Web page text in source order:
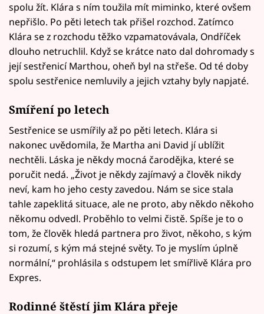
spolu žít. Klára s ním toužila mít miminko, které ovšem
nepřišlo. Po pěti letech tak přišel rozchod. Zatímco
Klára se z rozchodu těžko vzpamatovávala, Ondříček
dlouho netruchlil. Když se krátce nato dal dohromady s
její sestřenicí Marthou, oheň byl na střeše. Od té doby
spolu sestřenice nemluvily a jejich vztahy byly napjaté.
Smíření po letech
Sestřenice se usmířily až po pěti letech. Klára si
nakonec uvědomila, že Martha ani David jí ublížit
nechtěli. Láska je někdy mocná čarodějka, které se
poručit nedá. „Život je někdy zajímavý a člověk nikdy
neví, kam ho jeho cesty zavedou. Nám se sice stala
tahle zapeklitá situace, ale ne proto, aby někdo někoho
někomu odvedl. Proběhlo to velmi čistě. Spíše je to o
tom, že člověk hledá partnera pro život, někoho, s kým
si rozumí, s kým má stejné světy. To je myslím úplně
normální,“ prohlásila s odstupem let smířlivě Klára pro
Expres.
Rodinné štěstí jim Klára přeje